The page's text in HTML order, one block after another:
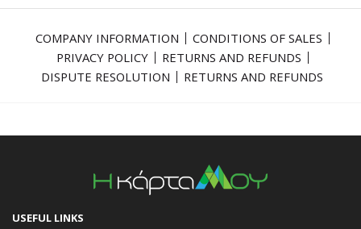
COMPANY INFORMATION
CONDITIONS OF SALES
PRIVACY POLICY
RETURNS AND REFUNDS
DISPUTE RESOLUTION
RETURNS AND REFUNDS
USEFUL LINKS